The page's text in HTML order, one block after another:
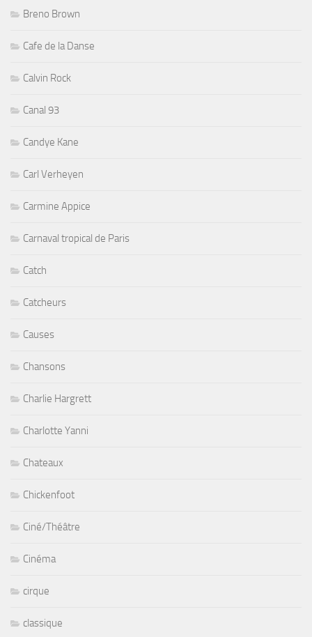
Breno Brown
Cafe de la Danse
Calvin Rock
Canal 93
Candye Kane
Carl Verheyen
Carmine Appice
Carnaval tropical de Paris
Catch
Catcheurs
Causes
Chansons
Charlie Hargrett
Charlotte Yanni
Chateaux
Chickenfoot
Ciné/Théâtre
Cinéma
cirque
classique